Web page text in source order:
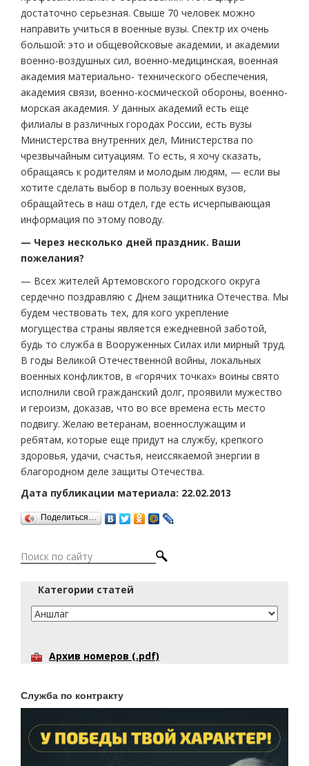
достаточно серьезная. Свыше 70 человек можно
направить учиться в военные вузы. Спектр их очень
большой: это и общевойсковые академии, и академии
военно-воздушных сил, военно-медицинская, военная
академия материально- технического обеспечения,
академия связи, военно-космической обороны, военно-
морская академия. У данных академий есть еще
филиалы в различных городах России, есть вузы
Министерства внутренних дел, Министерства по
чрезвычайным ситуациям. То есть, я хочу сказать,
обращаясь к родителям и молодым людям, — если вы
хотите сделать выбор в пользу военных вузов,
обращайтесь в наш отдел, где есть исчерпывающая
информация по этому поводу.
— Через несколько дней праздник. Ваши
пожелания?
— Всех жителей Артемовского городского округа
сердечно поздравляю с Днем защитника Отечества. Мы
будем чествовать тех, для кого укрепление
могущества страны является ежедневной заботой,
будь то служба в Вооруженных Силах или мирный труд.
В годы Великой Отечественной войны, локальных
военных конфликтов, в «горячих точках» воины свято
исполнили свой гражданский долг, проявили мужество
и героизм, доказав, что во все времена есть место
подвигу. Желаю ветеранам, военнослужащим и
ребятам, которые еще придут на службу, крепкого
здоровья, удачи, счастья, неиссякаемой энергии в
благородном деле защиты Отечества.
Дата публикации материала: 22.02.2013
Поделиться…
Категории статей
Архив номеров (.pdf)
Служба по контракту